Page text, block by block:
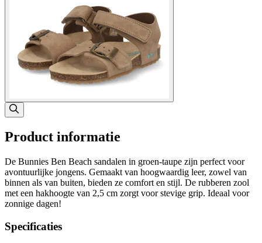
Product informatie
De Bunnies Ben Beach sandalen in groen-taupe zijn perfect voor
avontuurlijke jongens. Gemaakt van hoogwaardig leer, zowel van
binnen als van buiten, bieden ze comfort en stijl. De rubberen zool
met een hakhoogte van 2,5 cm zorgt voor stevige grip. Ideaal voor
zonnige dagen!
Specificaties